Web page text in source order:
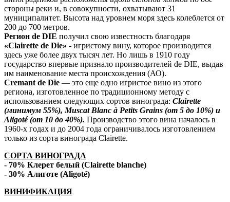
стороны реки и, в совокупности, охватывают 31
муниципалитет. Высота над уровнем моря здесь колеблется от
200 до 700 метров.
Регион de DIE получил свою известность благодаря
«Clairette de Die» - игристому вину, которое производится
здесь уже более двух тысяч лет. Но лишь в 1910 году
государство впервые признало производителей de DIE, выдав
им наименование места происхождения (АО).
Cremant de Die — это еще одно игристое вино из этого
региона, изготовленное по традиционному методу с
использованием следующих сортов винограда: Clairette
(минимум 55%), Muscat Blanc à Petits Grains (от 5 до 10%) и
Aligoté (от 10 до 40%). Производство этого вина началось в
1960-х годах и до 2004 года ограничивалось изготовлением
только из сорта винограда Clairette.
СОРТА ВИНОГРАДА
- 70% Клерет белый (Clairette blanche)
- 30% Алиготе (Aligoté)
ВИНИФИКАЦИЯ